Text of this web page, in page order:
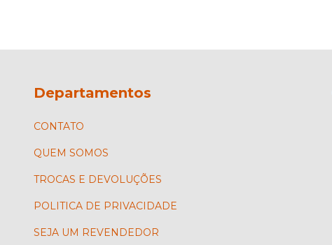
Departamentos
CONTATO
QUEM SOMOS
TROCAS E DEVOLUÇÕES
POLITICA DE PRIVACIDADE
SEJA UM REVENDEDOR